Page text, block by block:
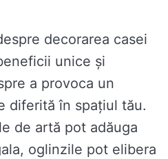
decorarea casei
unice și
a provoca un
diferită în spațiul tău.
de artă pot adăuga
oglinzile pot elibera